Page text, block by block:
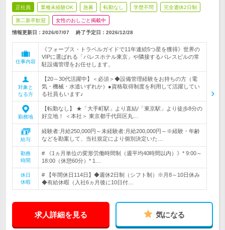
正社員 業種未経験OK 急募 転勤なし 学歴不問 完全週休2日制
第二新卒歓迎 女性のおしごと掲載中
情報更新日：2026/07/07 終了予定日： 2026/12/28
仕事内容
《フォーブス・トラベルガイドで11年連続5つ星を獲得》世界の
VIPに選ばれる「パレスホテル東京」や隣接するパレスビルの常
駐設備管理をお任せします。
対象と
なる方
【20～30代活躍中】＜必須＞◆設備管理経験をお持ちの方（電
気・機械・水道いずれか）●資格取得制度を利用して活躍してい
る社員もいます♪
勤務地
【転勤なし】 ★「大手町駅」より直結/「東京駅」より徒歩8分の
好立地！ ＜本社＞ 東京都千代田区丸…
給与
経験者:月給250,000円～未経験者:月給200,000円～※経験・年齢
などを勘案して、当社規定により個別決定いた…
勤務
時間
# 《1ヵ月単位の変形労働時間制（週平均40時間以内）》* 9:00～
18:00（休憩60分）* 1…
休日
休暇
# 【年間休日114日】◆週休2日制（シフト制）※月8～10日休み
◆有給休暇（入社6ヵ月後に10日付…
求人詳細を見る 気になる